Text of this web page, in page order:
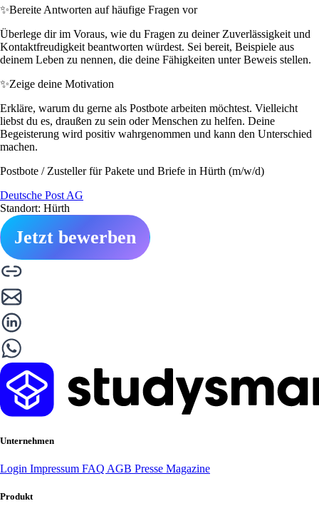
✨Bereite Antworten auf häufige Fragen vor
Überlege dir im Voraus, wie du Fragen zu deiner Zuverlässigkeit und
Kontaktfreudigkeit beantworten würdest. Sei bereit, Beispiele aus
deinem Leben zu nennen, die deine Fähigkeiten unter Beweis stellen.
✨Zeige deine Motivation
Erkläre, warum du gerne als Postbote arbeiten möchtest. Vielleicht
liebst du es, draußen zu sein oder Menschen zu helfen. Deine
Begeisterung wird positiv wahrgenommen und kann den Unterschied
machen.
Postbote / Zusteller für Pakete und Briefe in Hürth (m/w/d)
Deutsche Post AG
Standort: Hürth
Jetzt bewerben
Unternehmen
Login Impressum FAQ AGB Presse Magazine
Produkt